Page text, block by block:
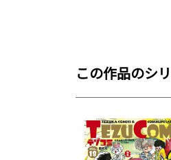
この作品のシ